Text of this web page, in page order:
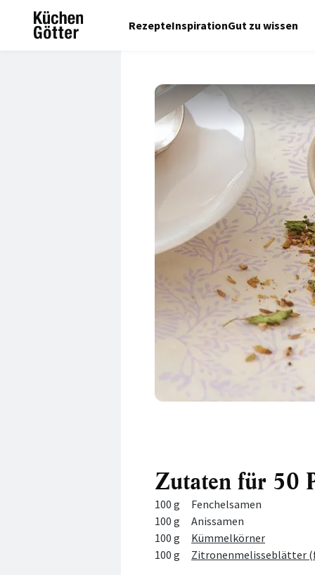
RezepteInspirationGut zu wissen
Zutaten für 50
Menge Zutat
100 g
Fenchelsamen
100 g
Anissamen
100 g
Kümmelkörner
100 g
Zitronenmelisseblätter